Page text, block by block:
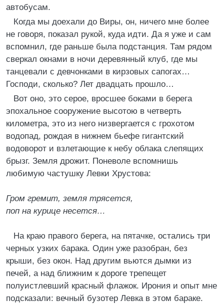
автобусам.
Когда мы доехали до Виры, он, ничего мне более
не говоря, показал рукой, куда идти. Да я уже и сам
вспомнил, где раньше была подстанция. Там рядом
сверкал окнами в ночи деревянный клуб, где мы
танцевали с девчонками в кирзовых сапогах…
Господи, сколько? Лет двадцать прошло…
Вот оно, это серое, вросшее боками в берега
эпохальное сооружение высотою в четверть
километра, это из него низвергается с грохотом
водопад, рождая в нижнем бьефе гигантский
водоворот и взлетающие к небу облака слепящих
брызг. Земля дрожит. Поневоле вспомнишь
любимую частушку Левки Хрустова:
Гром гремит, земля трясется,
поп на курице несется…
На краю правого берега, на пятачке, остались три
черных узких барака. Один уже разобран, без
крыши, без окон. Над другим вьются дымки из
печей, а над ближним к дороге трепещет
полуистлевший красный флажок. Ирония и опыт мне
подсказали: вечный бузотер Левка в этом бараке.